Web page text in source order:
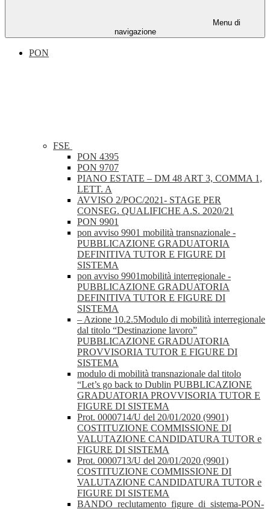
Menu di
navigazione
PON
FSE
PON 4395
PON 9707
PIANO ESTATE – DM 48 ART 3, COMMA 1,
LETT. A
AVVISO 2/POC/2021- STAGE PER
CONSEG. QUALIFICHE A.S. 2020/21
PON 9901
pon avviso 9901 mobilità transnazionale -
PUBBLICAZIONE GRADUATORIA
DEFINITIVA TUTOR E FIGURE DI
SISTEMA
pon avviso 9901mobilità interregionale -
PUBBLICAZIONE GRADUATORIA
DEFINITIVA TUTOR E FIGURE DI
SISTEMA
– Azione 10.2.5Modulo di mobilità interregionale
dal titolo “Destinazione lavoro”
PUBBLICAZIONE GRADUATORIA
PROVVISORIA TUTOR E FIGURE DI
SISTEMA
modulo di mobilità transnazionale dal titolo
“Let’s go back to Dublin PUBBLICAZIONE
GRADUATORIA PROVVISORIA TUTOR E
FIGURE DI SISTEMA
Prot. 0000714/U del 20/01/2020 (9901)
COSTITUZIONE COMMISSIONE DI
VALUTAZIONE CANDIDATURA TUTOR e
FIGURE DI SISTEMA
Prot. 0000713/U del 20/01/2020 (9901)
COSTITUZIONE COMMISSIONE DI
VALUTAZIONE CANDIDATURA TUTOR e
FIGURE DI SISTEMA
BANDO_reclutamento_figure_di_sistema-PON-